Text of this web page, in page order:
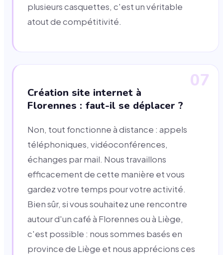
plusieurs casquettes, c'est un véritable
atout de compétitivité.
07
Création site internet à
Florennes : faut-il se déplacer ?
Non, tout fonctionne à distance : appels
téléphoniques, vidéoconférences,
échanges par mail. Nous travaillons
efficacement de cette manière et vous
gardez votre temps pour votre activité.
Bien sûr, si vous souhaitez une rencontre
autour d'un café à Florennes ou à Liège,
c'est possible : nous sommes basés en
province de Liège et nous apprécions ces